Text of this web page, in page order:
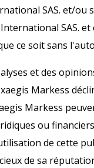
SAS. et/ou
SAS.
ce soit sans
et des
Markess
Markess
ou
de cette
de sa